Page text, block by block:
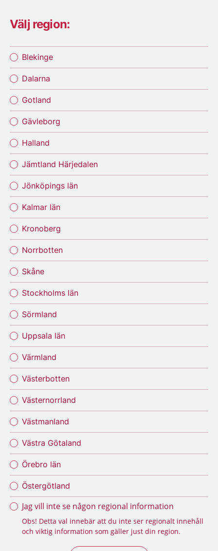
Välj region:
Blekinge
Dalarna
Gotland
Gävleborg
Halland
Jämtland Härjedalen
Jönköpings län
Kalmar län
Kronoberg
Norrbotten
Skåne
Stockholms län
Sörmland
Uppsala län
Värmland
Västerbotten
Västernorrland
Västmanland
Västra Götaland
Örebro län
Östergötland
Jag vill inte se någon regional information
Obs! Detta val innebär att du inte ser regionalt innehåll
och viktig information som gäller just din region.